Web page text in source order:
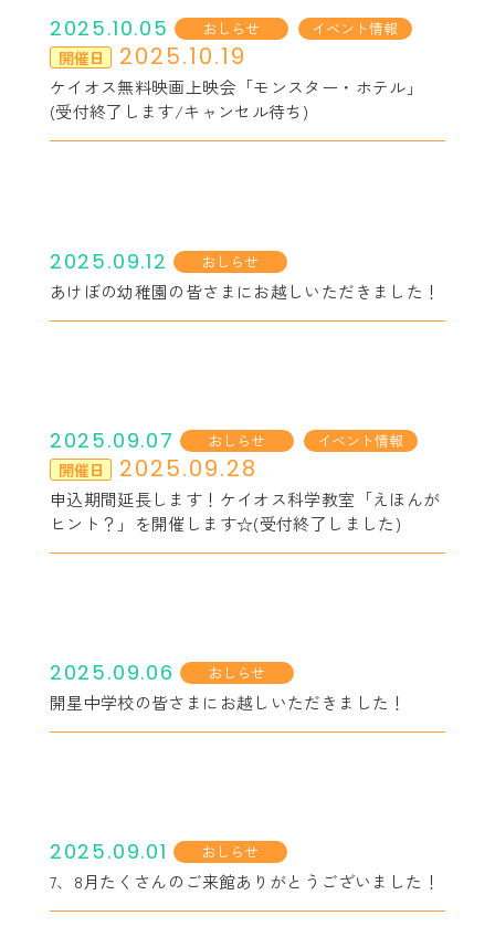
2025.10.05 おしらせ イベント情報
開催日 2025.10.19
ケイオス無料映画上映会「モンスター・ホテル」
(受付終了します/キャンセル待ち)
2025.09.12 おしらせ
あけぼの幼稚園の皆さまにお越しいただきました！
2025.09.07 おしらせ イベント情報
開催日 2025.09.28
申込期間延長します！ケイオス科学教室「えほんが
ヒント？」を開催します☆(受付終了しました)
2025.09.06 おしらせ
開星中学校の皆さまにお越しいただきました！
2025.09.01 おしらせ
7、8月たくさんのご来館ありがとうございました！